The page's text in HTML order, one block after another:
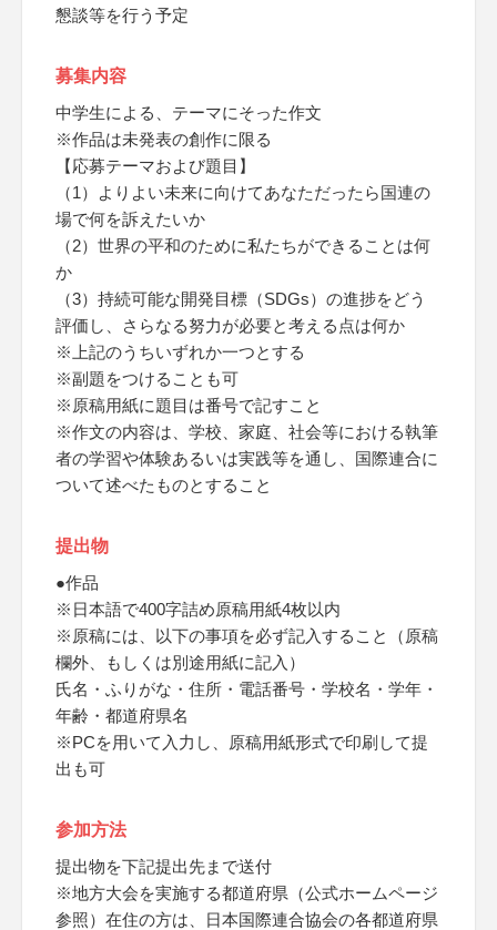
懇談等を行う予定
募集内容
中学生による、テーマにそった作文
※作品は未発表の創作に限る
【応募テーマおよび題目】
（1）よりよい未来に向けてあなただったら国連の
場で何を訴えたいか
（2）世界の平和のために私たちができることは何
か
（3）持続可能な開発目標（SDGs）の進捗をどう
評価し、さらなる努力が必要と考える点は何か
※上記のうちいずれか一つとする
※副題をつけることも可
※原稿用紙に題目は番号で記すこと
※作文の内容は、学校、家庭、社会等における執筆
者の学習や体験あるいは実践等を通し、国際連合に
ついて述べたものとすること
提出物
●作品
※日本語で400字詰め原稿用紙4枚以内
※原稿には、以下の事項を必ず記入すること（原稿
欄外、もしくは別途用紙に記入）
氏名・ふりがな・住所・電話番号・学校名・学年・
年齢・都道府県名
※PCを用いて入力し、原稿用紙形式で印刷して提
出も可
参加方法
提出物を下記提出先まで送付
※地方大会を実施する都道府県（公式ホームページ
参照）在住の方は、日本国際連合協会の各都道府県